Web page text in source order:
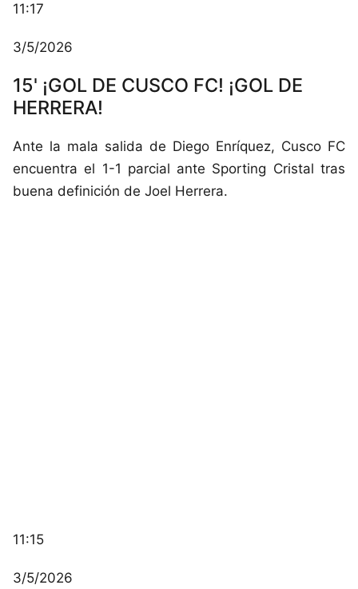
11:17
3/5/2026
15' ¡GOL DE CUSCO FC! ¡GOL DE
HERRERA!
Ante la mala salida de Diego Enríquez, Cusco FC
encuentra el 1-1 parcial ante Sporting Cristal tras
buena definición de Joel Herrera.
11:15
3/5/2026